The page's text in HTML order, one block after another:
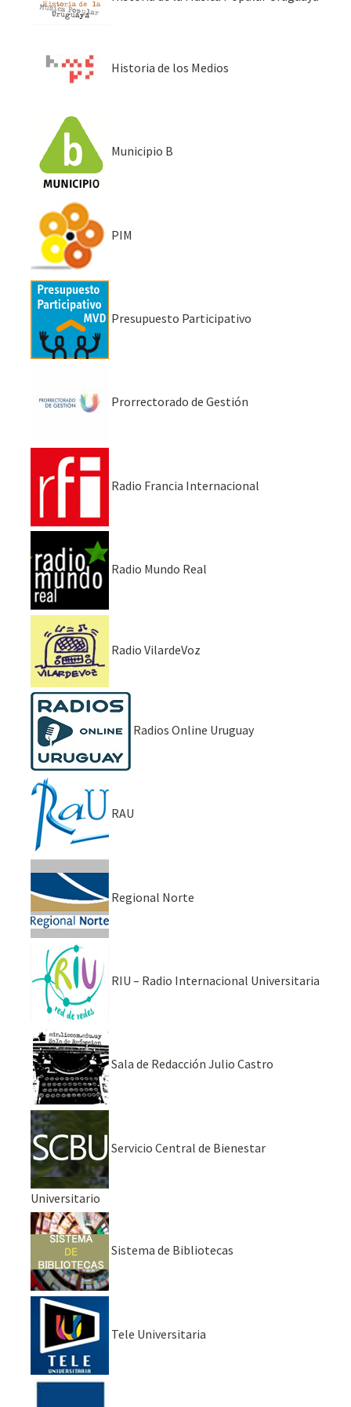
Historia de los Medios
Municipio B
PIM
Presupuesto Participativo
Prorrectorado de Gestión
Radio Francia Internacional
Radio Mundo Real
Radio VilardeVoz
Radios Online Uruguay
RAU
Regional Norte
RIU – Radio Internacional Universitaria
Sala de Redacción Julio Castro
Servicio Central de Bienestar
Universitario
Sistema de Bibliotecas
Tele Universitaria